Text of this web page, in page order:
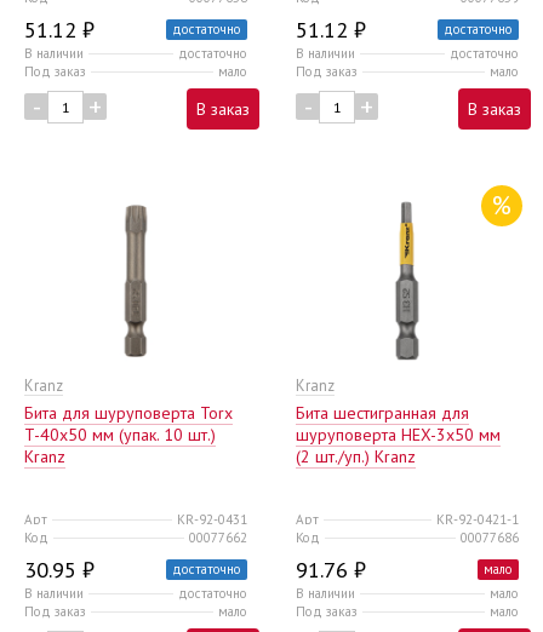
51.12 ₽
достаточно
В наличии
достаточно
Под заказ
мало
- + В заказ
51.12 ₽
достаточно
В наличии
достаточно
Под заказ
мало
- + В заказ
Kranz
Бита для шуруповерта Torx
T-40х50 мм (упак. 10 шт.)
Kranz
Арт
KR-92-0431
Код
00077662
30.95 ₽
достаточно
В наличии
достаточно
Под заказ
мало
%
Kranz
Бита шестигранная для
шуруповерта HEX-3х50 мм
(2 шт./уп.) Kranz
Арт
KR-92-0421-1
Код
00077686
91.76 ₽
мало
В наличии
мало
Под заказ
мало